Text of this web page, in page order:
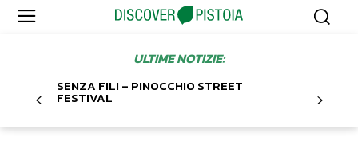
ULTIME NOTIZIE:
SENZA FILI – PINOCCHIO STREET
FESTIVAL